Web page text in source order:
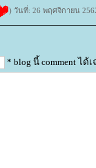
) วันที่: 26 พฤศจิกายน
* blog นี้ comment ได้